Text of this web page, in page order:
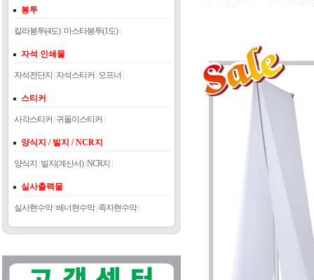
봉투
칼라봉투(4도)| 마스타봉투(1도)|
자석 인쇄물
자석전단지 자석스티커 오프너
스티커
사각스티커 귀돌이스티커
양식지 / 빌지 / NCR지
양식지 빌지(계산서)| NCR지
실사출력물
실사현수막| 배너현수막| 족자현수막|